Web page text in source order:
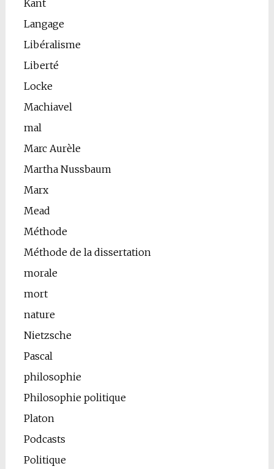
Kant
Langage
Libéralisme
Liberté
Locke
Machiavel
mal
Marc Aurèle
Martha Nussbaum
Marx
Mead
Méthode
Méthode de la dissertation
morale
mort
nature
Nietzsche
Pascal
philosophie
Philosophie politique
Platon
Podcasts
Politique